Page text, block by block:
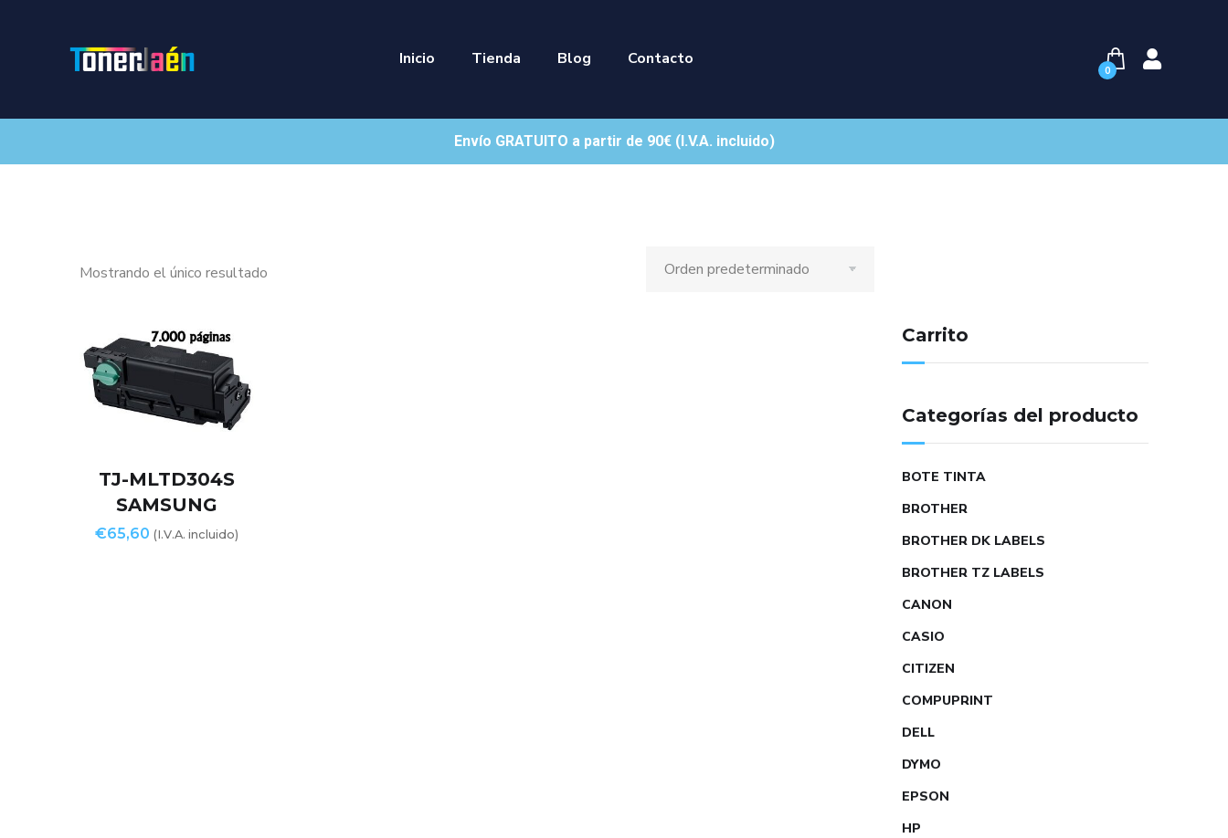
Inicio Tienda Blog Contacto
0
Envío GRATUITO a partir de 90€ (I.V.A. incluido)
Mostrando el único resultado
TJ-MLTD304S
SAMSUNG
€65,60 (I.V.A. incluido)
Carrito
Categorías del producto
BOTE TINTA
BROTHER
BROTHER DK LABELS
BROTHER TZ LABELS
CANON
CASIO
CITIZEN
COMPUPRINT
DELL
DYMO
EPSON
HP